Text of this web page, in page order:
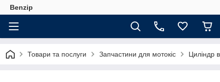
Benzip
Товари та послуги Запчастини для мотокіс Циліндр